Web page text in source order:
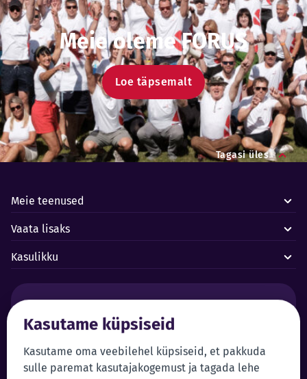
Kasutame küpsiseid
Kasutame oma veebilehel küpsiseid, et pakkuda
sulle paremat kasutajakogemust ja tagada lehe
Meie oleme FORUS
Loe täpsemalt
Tagasi üles
Meie teenused
Vaata lisaks
Kasulikku
Forus juhtimiskeskus 24/7+372 619 1899
Klienditeenindus:
Iseteenindus